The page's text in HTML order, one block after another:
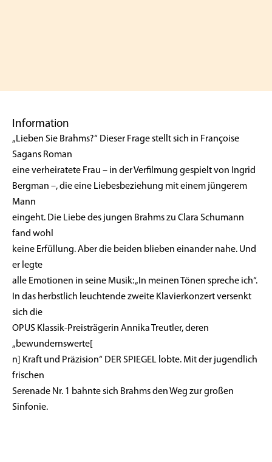
Information
„Lieben Sie Brahms?“ Dieser Frage stellt sich in Françoise
Sagans Roman
eine verheiratete Frau – in der Verfilmung gespielt von Ingrid
Bergman –, die eine Liebesbeziehung mit einem jüngerem
Mann
eingeht. Die Liebe des jungen Brahms zu Clara Schumann
fand wohl
keine Erfüllung. Aber die beiden blieben einander nahe. Und
er legte
alle Emotionen in seine Musik: „In meinen Tönen spreche ich“.
In das herbstlich leuchtende zweite Klavierkonzert versenkt
sich die
OPUS Klassik-Preisträgerin Annika Treutler, deren
„bewundernswerte[
n] Kraft und Präzision“ DER SPIEGEL lobte. Mit der jugendlich
frischen
Serenade Nr. 1 bahnte sich Brahms den Weg zur großen
Sinfonie.